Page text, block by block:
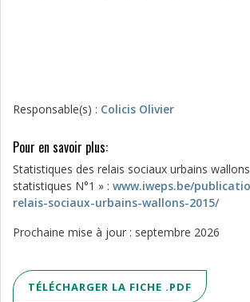
Responsable(s) : Colicis Olivier
Pour en savoir plus:
Statistiques des relais sociaux urbains
statistiques N°1 » : www.iweps.be/
relais-sociaux-urbains-wallons-2015/
Prochaine mise à jour : septembre 2026
TÉLÉCHARGER LA FICHE .PDF